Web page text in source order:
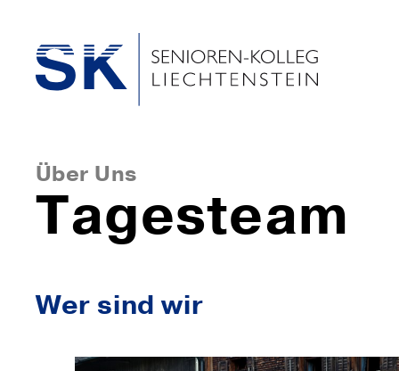
Über Uns
Tagesteam
Wer sind wir